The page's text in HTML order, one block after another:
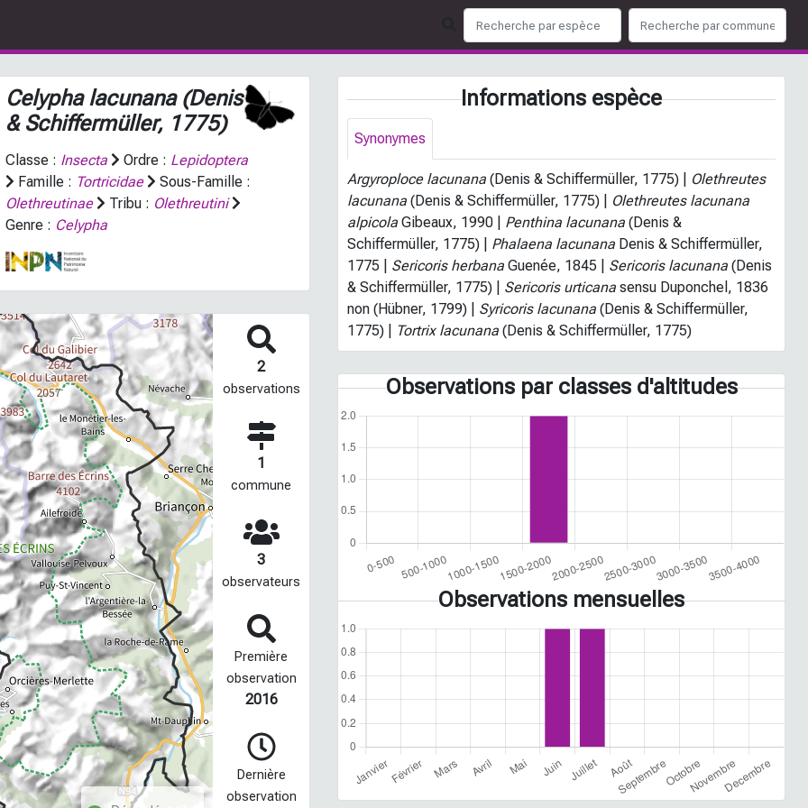
Celypha lacunana(Denis
& Schiffermüller, 1775)
Classe : Insecta Ordre : Lepidoptera
Famille : Tortricidae
Sous-Famille :
Olethreutinae
Tribu : Olethreutini
Genre : Celypha
2
observations
1
commune
3
observateurs
Première
observation
2016
Dernière
observation
Informations espèce
Synonymes
Argyroploce lacunana (Denis & Schiffermüller, 1775) | Olethreutes
lacunana (Denis & Schiffermüller, 1775) | Olethreutes lacunana
alpicola Gibeaux, 1990 | Penthina lacunana (Denis &
Schiffermüller, 1775) | Phalaena lacunana Denis & Schiffermüller,
1775 | Sericoris herbana Guenée, 1845 | Sericoris lacunana (Denis
& Schiffermüller, 1775) | Sericoris urticana sensu Duponchel, 1836
non (Hübner, 1799) | Syricoris lacunana (Denis & Schiffermüller,
1775) | Tortrix lacunana (Denis & Schiffermüller, 1775)
Observations par classes d'altitudes
Observations mensuelles